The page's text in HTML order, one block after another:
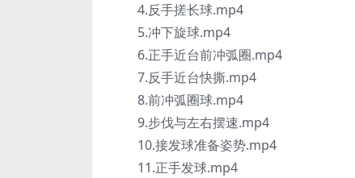
4.反手搓长球.mp4
5.冲下旋球.mp4
6.正手近台前冲弧圈.mp4
7.反手近台快撕.mp4
8.前冲弧圈球.mp4
9.步伐与左右摆速.mp4
10.接发球准备姿势.mp4
11.正手发球.mp4